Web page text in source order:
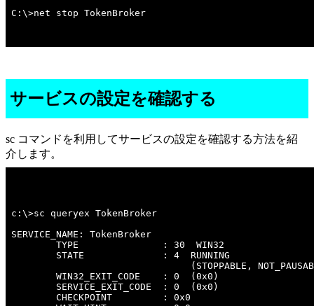
C:\>net stop TokenBroker
サービスの設定を確認する
sc コマンドを利用してサービスの設定を確認する方法を紹
介します。
c:\>sc queryex TokenBroker
SERVICE_NAME: TokenBroker
        TYPE               : 30  WIN32
        STATE              : 4  RUNNING
(STOPPABLE,
        WIN32_EXIT_CODE    : 0  (0x0)
        SERVICE_EXIT_CODE  : 0  (0x0)
        CHECKPOINT         : 0x0